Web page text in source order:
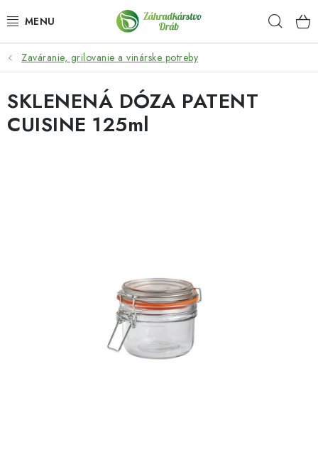
na
OKRASNÉ DREVINY
OLIVOVNÍKY, PALMY, CITRUSY
DROBNÉ OVOCIE
ZÁHRADKÁRSKE POTREBY
Zaváranie, grilovanie a vinárske potreby
SKLENENÁ DÓZA PATENT
CUISINE 125ml